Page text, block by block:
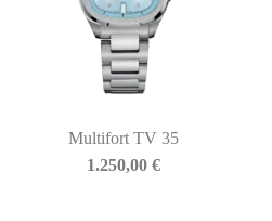
Multifort TV 35
1.250,00 €